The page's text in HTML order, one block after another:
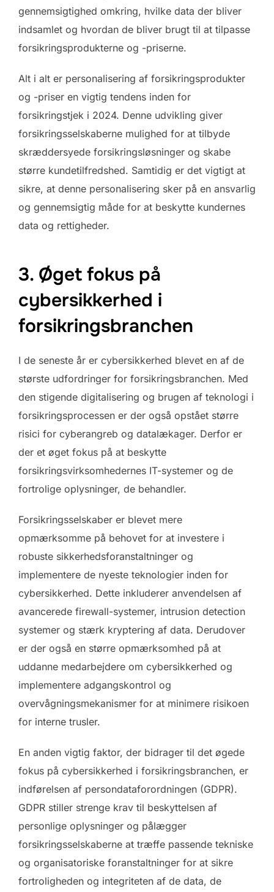
gennemsigtighed omkring, hvilke data der bliver
indsamlet og hvordan de bliver brugt til at tilpasse
forsikringsprodukterne og -priserne.
Alt i alt er personalisering af forsikringsprodukter
og -priser en vigtig tendens inden for
forsikringstjek i 2024. Denne udvikling giver
forsikringsselskaberne mulighed for at tilbyde
skræddersyede forsikringsløsninger og skabe
større kundetilfredshed. Samtidig er det vigtigt at
sikre, at denne personalisering sker på en ansvarlig
og gennemsigtig måde for at beskytte kundernes
data og rettigheder.
3. Øget fokus på
cybersikkerhed i
forsikringsbranchen
I de seneste år er cybersikkerhed blevet en af de
største udfordringer for forsikringsbranchen. Med
den stigende digitalisering og brugen af teknologi i
forsikringsprocessen er der også opstået større
risici for cyberangreb og datalækager. Derfor er
der et øget fokus på at beskytte
forsikringsvirksomhedernes IT-systemer og de
fortrolige oplysninger, de behandler.
Forsikringsselskaber er blevet mere
opmærksomme på behovet for at investere i
robuste sikkerhedsforanstaltninger og
implementere de nyeste teknologier inden for
cybersikkerhed. Dette inkluderer anvendelsen af
avancerede firewall-systemer, intrusion detection
systemer og stærk kryptering af data. Derudover
er der også en større opmærksomhed på at
uddanne medarbejdere om cybersikkerhed og
implementere adgangskontrol og
overvågningsmekanismer for at minimere risikoen
for interne trusler.
En anden vigtig faktor, der bidrager til det øgede
fokus på cybersikkerhed i forsikringsbranchen, er
indførelsen af persondataforordningen (GDPR).
GDPR stiller strenge krav til beskyttelsen af
personlige oplysninger og pålægger
forsikringsselskaberne at træffe passende tekniske
og organisatoriske foranstaltninger for at sikre
fortroligheden og integriteten af de data, de